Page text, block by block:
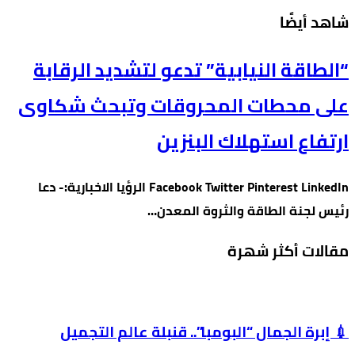
‫شاهد أيضًا‬
“الطاقة النيابية” تدعو لتشديد الرقابة
على محطات المحروقات وتبحث شكاوى
ارتفاع استهلاك البنزين
Facebook Twitter Pinterest LinkedIn الرؤيا الاخبارية:- دعا
رئيس لجنة الطاقة والثروة المعدن…
مقالات أكثر شهرة
💉 إبرة الجمال “البومبا”.. قنبلة عالم التجميل